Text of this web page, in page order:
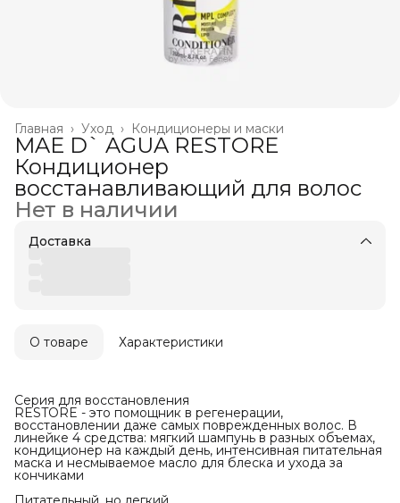
Кондиционеры и маски
Уход ›
Главная ›
MAE D` AGUA RESTORE
Кондиционер
восстанавливающий для волос
Нет в наличии
Доставка
О товаре Характеристики
Серия для восстановления
RESTORE - это помощник в регенерации,
восстановлении даже самых поврежденных волос. В
линейке 4 средства: мягкий шампунь в разных объемах,
кондиционер на каждый день, интенсивная питательная
маска и несмываемое масло для блеска и ухода за
кончиками